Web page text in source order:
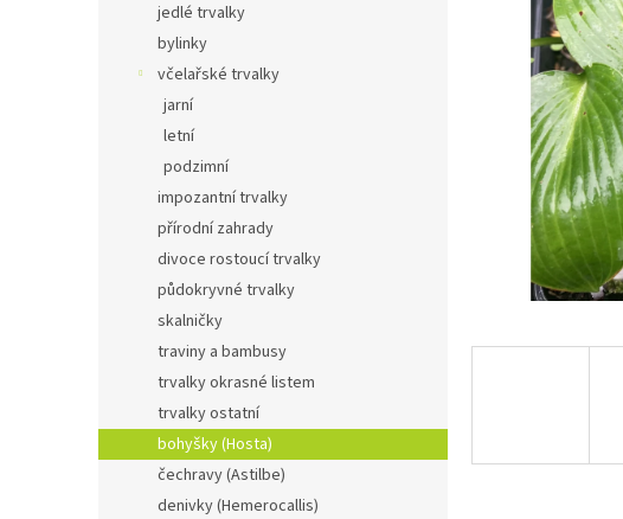
jedlé trvalky
bylinky
včelařské trvalky
jarní
letní
podzimní
impozantní trvalky
přírodní zahrady
divoce rostoucí trvalky
půdokryvné trvalky
skalničky
traviny a bambusy
trvalky okrasné listem
trvalky ostatní
bohyšky (Hosta)
čechravy (Astilbe)
denivky (Hemerocallis)